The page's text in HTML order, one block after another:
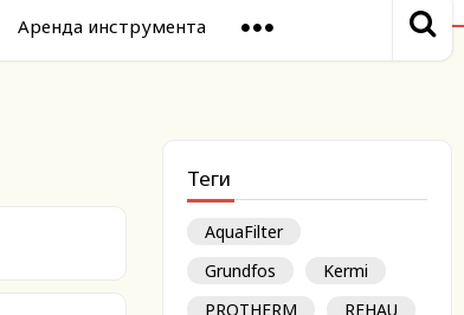
Аренда инструмента
Теги
AquaFilter
Grundfos
Kermi
PROTHERM
REHAU